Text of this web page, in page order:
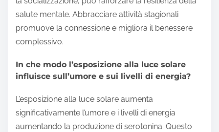
salute mentale. Abbracciare attività stagionali
promuove la connessione e migliora il benessere
complessivo.
In che modo l’esposizione alla luce solare
influisce sull’umore e sui livelli di energia?
L’esposizione alla luce solare aumenta
significativamente l’umore e i livelli di energia
aumentando la produzione di serotonina. Questo